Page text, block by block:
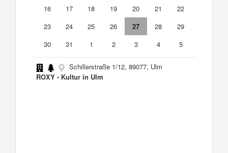
16
17 18 19 20 21
22
23
24 25 26 27 28
29
30
31 1 2 3 4 5
Schillerstraße 1/12, 89077, Ulm
ROXY - Kultur in Ulm